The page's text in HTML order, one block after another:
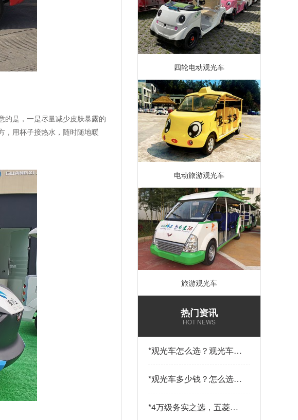
的是，一是尽量减少皮肤暴露的
，用杯子接热水，随时随地暖
四轮电动观光车
电动旅游观光车
旅游观光车
热门资讯
HOT NEWS
*观光车怎么选？观光车多
14座观光车——购车指南
请查收…
*观光车多少钱？怎么选？
答案…
*4万级务实之选，五菱